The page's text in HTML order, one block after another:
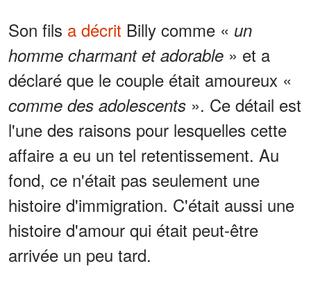
Son fils a décrit Billy comme « un
homme charmant et adorable » et a
déclaré que le couple était amoureux «
comme des adolescents ». Ce détail est
l'une des raisons pour lesquelles cette
affaire a eu un tel retentissement. Au
fond, ce n'était pas seulement une
histoire d'immigration. C'était aussi une
histoire d'amour qui était peut-être
arrivée un peu tard.